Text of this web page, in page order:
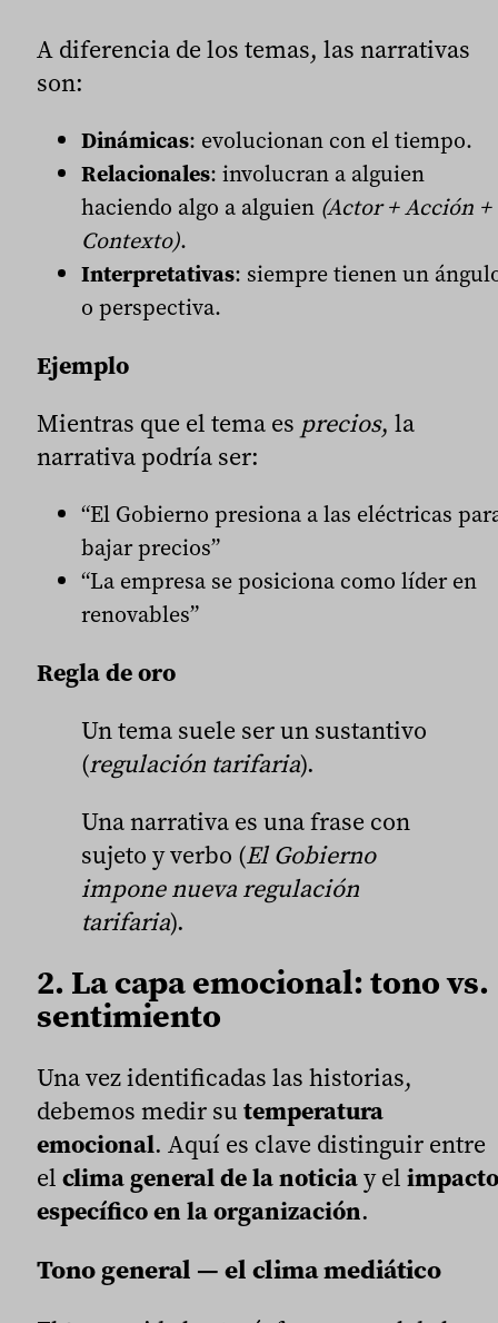
A diferencia de los temas, las narrativas
son:
Dinámicas: evolucionan con el tiempo.
Relacionales: involucran a alguien
haciendo algo a alguien (Actor + Acción +
Contexto).
Interpretativas: siempre tienen un
o perspectiva.
Ejemplo
Mientras que el tema es precios, la
narrativa podría ser:
“El Gobierno presiona a las eléctricas
bajar precios”
“La empresa se posiciona como líder en
renovables”
Regla de oro
Un tema suele ser un sustantivo
(regulación tarifaria).
Una narrativa es una frase con
sujeto y verbo (El Gobierno
impone nueva regulación
tarifaria).
2. La capa emocional: tono vs.
sentimiento
Una vez identificadas las historias,
debemos medir su temperatura
emocional. Aquí es clave distinguir entre
el clima general de la noticiay el impacto
específico en la organización.
Tono general — el clima mediático